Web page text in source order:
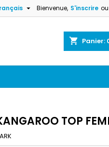
Bienvenue, S'inscrire ou

shopping_cart Panier:
TOP
ARK